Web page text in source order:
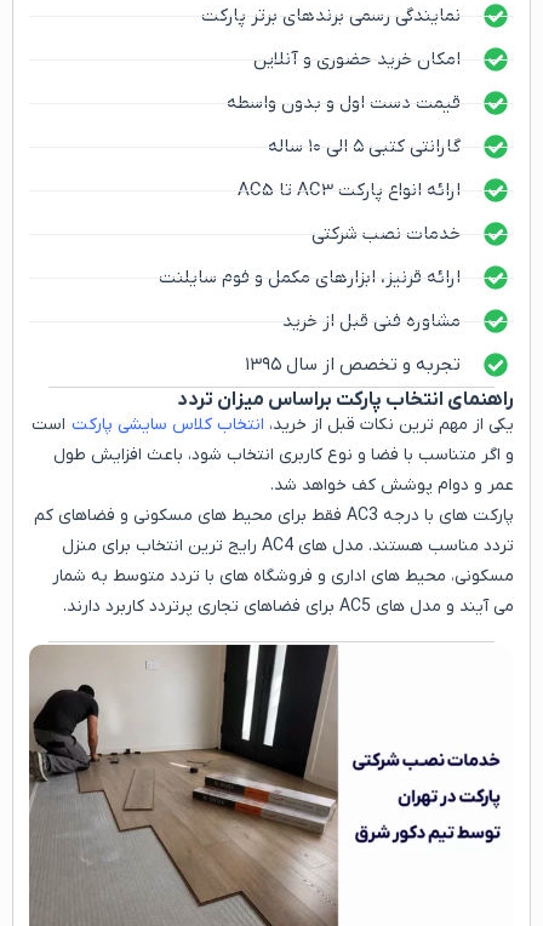
نمایندگی رسمی برندهای برتر پارکت
امکان خرید حضوری و آنلاین
قیمت دست اول و بدون واسطه
گارانتی کتبی ۵ الی ۱۰ ساله
ارائه انواع پارکت AC3 تا AC5
خدمات نصب شرکتی
ارائه قرنیز، ابزارهای مکمل و فوم سایلنت
مشاوره فنی قبل از خرید
تجربه و تخصص از سال ۱۳۹۵
راهنمای انتخاب پارکت براساس میزان تردد
یکی از مهم ترین نکات قبل از خرید، انتخاب کلاس سایشی پارکت است
و اگر متناسب با فضا و نوع کاربری انتخاب شود، باعث افزایش طول
عمر و دوام پوشش کف خواهد شد.
پارکت های با درجه AC3 فقط برای محیط های مسکونی و فضاهای کم
تردد مناسب هستند. مدل های AC4 رایج ترین انتخاب برای منزل
مسکونی، محیط های اداری و فروشگاه های با تردد متوسط به شمار
می آیند و مدل های AC5 برای فضاهای تجاری پرتردد کاربرد دارند.